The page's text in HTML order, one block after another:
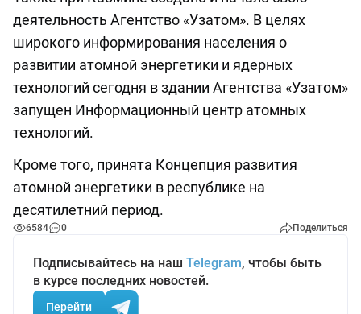
деятельность Агентство «Узатом». В целях
широкого информирования населения о
развитии атомной энергетики и ядерных
технологий сегодня в здании Агентства «Узатом»
запущен Информационный центр атомных
технологий.
Кроме того, принята Концепция развития
атомной энергетики в республике на
десятилетний период.
6584 0 Поделиться
Подписывайтесь на наш Telegram, чтобы быть
в курсе последних новостей.
Перейти